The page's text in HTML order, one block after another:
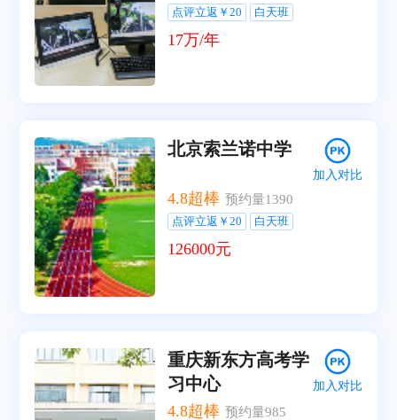
点评立返￥20 白天班
17万/年
北京索兰诺中学
加入对比
4.8超棒 预约量1390
点评立返￥20 白天班
126000元
重庆新东方高考学
习中心
加入对比
4.8超棒 预约量985